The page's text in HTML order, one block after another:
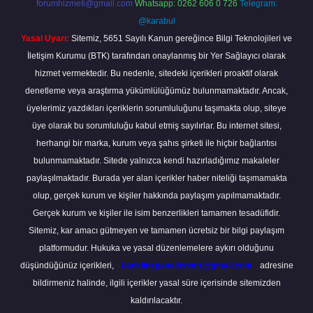
forumhizmeti@gmail.com Whatsapp: 0262 606 0 726 Telegram:
@karabul
Yasal Uyarı: Sitemiz, 5651 Sayılı Kanun gereğince Bilgi Teknolojileri ve
İletişim Kurumu (BTK) tarafından onaylanmış bir Yer Sağlayıcı olarak
hizmet vermektedir. Bu nedenle, sitedeki içerikleri proaktif olarak
denetleme veya araştırma yükümlülüğümüz bulunmamaktadır. Ancak,
üyelerimiz yazdıkları içeriklerin sorumluluğunu taşımakta olup, siteye
üye olarak bu sorumluluğu kabul etmiş sayılırlar. Bu internet sitesi,
herhangi bir marka, kurum veya şahıs şirketi ile hiçbir bağlantısı
bulunmamaktadır. Sitede yalnızca kendi hazırladığımız makaleler
paylaşılmaktadır. Burada yer alan içerikler haber niteliği taşımamakta
olup, gerçek kurum ve kişiler hakkında paylaşım yapılmamaktadır.
Gerçek kurum ve kişiler ile isim benzerlikleri tamamen tesadüfidir.
Sitemiz, kar amacı gütmeyen ve tamamen ücretsiz bir bilgi paylaşım
platformudur. Hukuka ve yasal düzenlemelere aykırı olduğunu
düşündüğünüz içerikleri,
backlinkpanelicomtr@gmail.com
adresine
bildirmeniz halinde, ilgili içerikler yasal süre içerisinde sitemizden
kaldırılacaktır.